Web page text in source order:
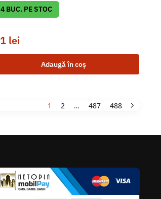
BUC. PE STOC
lei
Adaugă în coș
1 2 … 487 488